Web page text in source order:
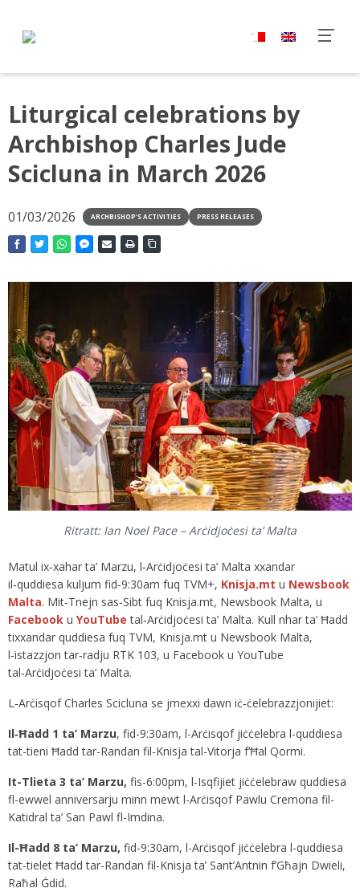
Liturgical celebrations by
Archbishop Charles Jude
Scicluna in March 2026
01/03/2026 ARCHBISHOP'S ACTIVITIES PRESS RELEASES
Ritratt: Ian Noel Pace – Arċidjoċesi ta’ Malta
Matul ix‑xahar ta’ Marzu, l‑Arċidjoċesi ta’ Malta xxandar
il‑quddiesa kuljum fid‑9:30am fuq TVM+, Knisja.mt u Newsbook
Malta. Mit‑Tnejn sas‑Sibt fuq Knisja.mt, Newsbook Malta, u
Facebook u YouTube tal‑Arċidjoċesi ta’ Malta. Kull nhar ta’ Ħadd
tixxandar quddiesa fuq TVM, Knisja.mt u Newsbook Malta,
l‑istazzjon tar‑radju RTK 103, u Facebook u YouTube
tal‑Arċidjoċesi ta’ Malta.
L‑Arċisqof Charles Scicluna se jmexxi dawn iċ‑ċelebrazzjonijiet:
Il‑Ħadd 1 ta’ Marzu, fid-9:30am, l-Arċisqof jiċċelebra l-quddiesa
tat-tieni Ħadd tar-Randan fil-Knisja tal-Vitorja f’Ħal Qormi.
It-Tlieta 3 ta’ Marzu, fis-6:00pm, l-Isqfijiet jiċċelebraw quddiesa
fl-ewwel anniversarju minn mewt l-Arċisqof Pawlu Cremona fil-
Katidral ta’ San Pawl fl-Imdina.
Il-Ħadd 8 ta’ Marzu, fid-9:30am, l-Arċisqof jiċċelebra l-quddiesa
tat-tielet Ħadd tar-Randan fil-Knisja ta’ Sant’Antnin f’Għajn Dwieli,
Raħal Ġdid.